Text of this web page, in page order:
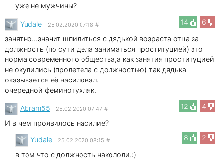
уже не мужчины?
14
6
Yudale 25.02.2020 07:18 #
занятно...значит шпилиться с дядькой возраста отца за
должность (по сути дела заниматься проституцией) это
норма современного общества,а как занятия проституцией
не окупились (пролетела с должностью) так дядька
оказывается её насиловал.
очередной феминотухляк.
12
4
Abram55 25.02.2020 07:47 #
И в чем проявилось насилие?
8
2
Yudale 25.02.2020 08:15 #
в том что с должность накололи.:)